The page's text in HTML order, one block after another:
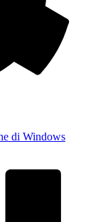
di Windows